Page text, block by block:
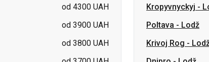
od 3700 UAH
cena na požádání
Dnipro-Lodž
Kremenčuk-Lodž